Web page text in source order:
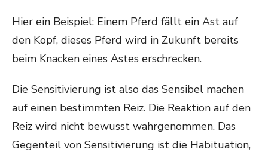
Hier ein Beispiel: Einem Pferd fällt ein Ast auf
den Kopf, dieses Pferd wird in Zukunft bereits
beim Knacken eines Astes erschrecken.
Die Sensitivierung ist also das Sensibel machen
auf einen bestimmten Reiz. Die Reaktion auf den
Reiz wird nicht bewusst wahrgenommen. Das
Gegenteil von Sensitivierung ist die Habituation,